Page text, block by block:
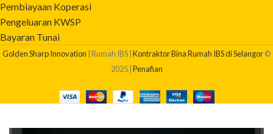
Pembiayaan Koperasi
Pengeluaran KWSP
Bayaran Tunai
Golden Sharp Innovation | Rumah IBS | Kontraktor Bina Rumah IBS di Selangor©
2025 | Penafian